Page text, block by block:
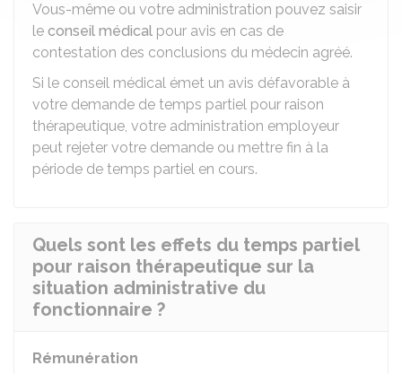
Vous-même ou votre administration pouvez saisir
le conseil médical pour avis en cas de
contestation des conclusions du médecin agréé.
Si le conseil médical émet un avis défavorable à
votre demande de temps partiel pour raison
thérapeutique, votre administration employeur
peut rejeter votre demande ou mettre fin à la
période de temps partiel en cours.
Quels sont les effets du temps partiel
pour raison thérapeutique sur la
situation administrative du
fonctionnaire ?
Rémunération